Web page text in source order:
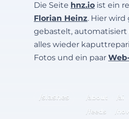
Die Seite hnz.io ist ein
Florian Heinz. Hier wird
gebastelt,
alles wieder
Fotos und ein paar
/slashes /about /ai
/feeds
/